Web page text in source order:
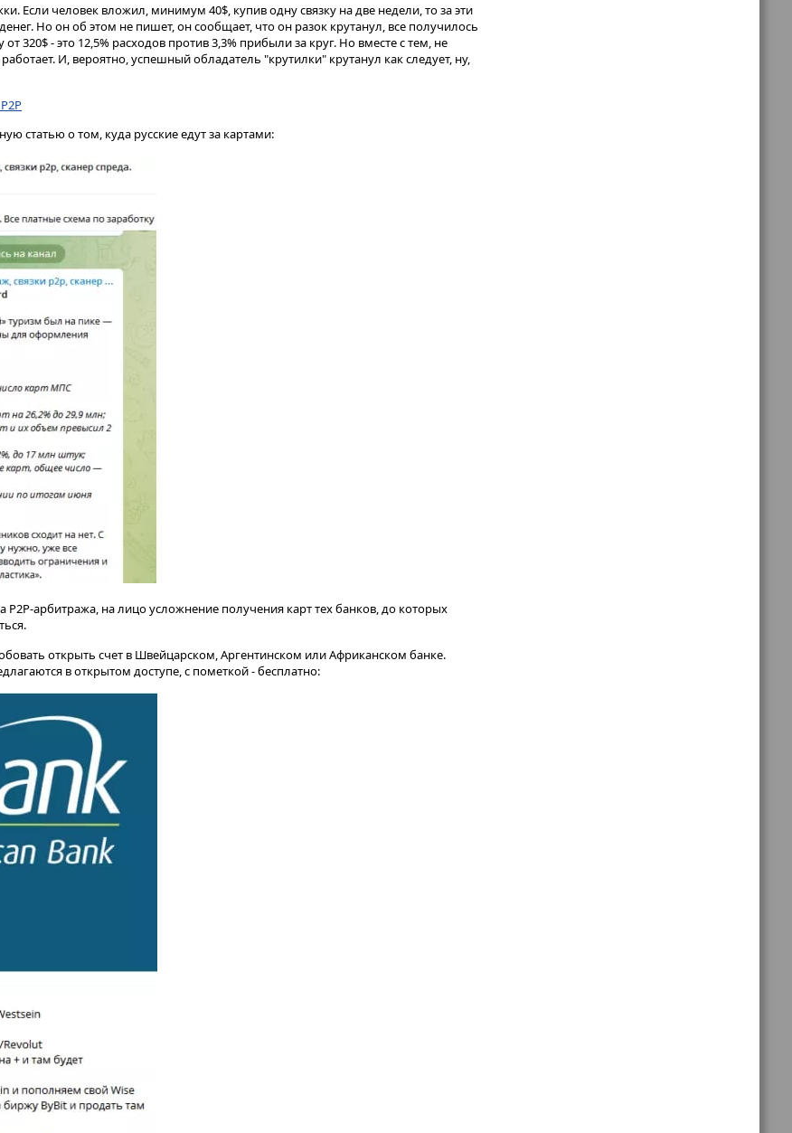
Если человек вложил, минимум 40$, купив одну связку на две недели, то за эти
Но он об этом не пишет, он сообщает, что он разок крутанул, все получилось
от 320$ - это 12,5% расходов против 3,3% прибыли за круг. Но вместе с тем, не
И, вероятно, успешный обладатель "крутилки" крутанул как следует, ну,
статью о том, куда русские едут за картами:
P2P-арбитража, на лицо усложнение получения карт тех банков, до которых
открыть счет в Швейцарском, Аргентинском или Африканском банке.
в открытом доступе, с пометкой - бесплатно: